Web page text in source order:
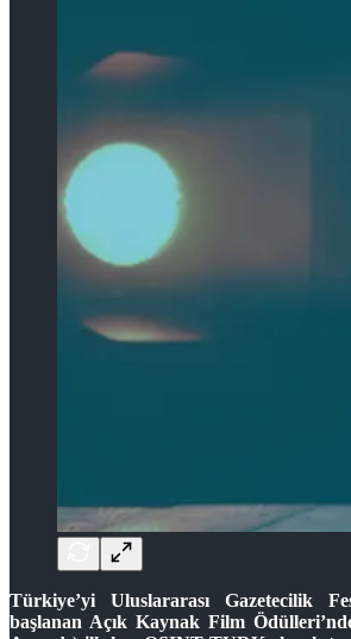
Türkiye’yi Uluslararası Gazetecilik
başlanan Açık Kaynak Film